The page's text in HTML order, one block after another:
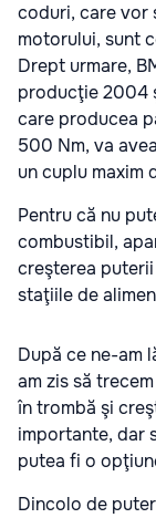
coduri, care vor
motorului, sunt
Drept urmare,
producţie 2004
care producea
500 Nm, va
un cuplu maxim
Pentru că nu
combustibil,
creşterea
staţiile de
După ce ne-am
am zis să
în trombă şi
importante, dar
putea fi o
Dincolo de